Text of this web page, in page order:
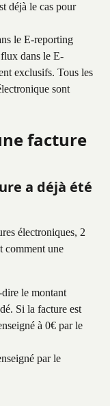
déjà le cas pour
le E-reporting
dans le E-
exclusifs. Tous les
sont
facture
a déjà été
électroniques, 2
comment une
le montant
Si la facture est
à 0€ par le
par le